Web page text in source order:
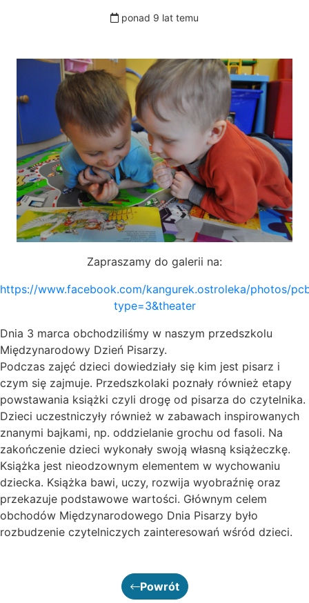
ponad 9 lat temu
Zapraszamy do galerii na:
https://www.facebook.com/kangurek.ostroleka/photos/
type=3&theater
Dnia 3 marca obchodziliśmy w naszym przedszkolu
Międzynarodowy Dzień Pisarzy.
Podczas zajęć dzieci dowiedziały się kim jest pisarz i
czym się zajmuje. Przedszkolaki poznały również etapy
powstawania książki czyli drogę od pisarza do czytelnika.
Dzieci uczestniczyły również w zabawach inspirowanych
znanymi bajkami, np. oddzielanie grochu od fasoli. Na
zakończenie dzieci wykonały swoją własną książeczkę.
Książka jest nieodzownym elementem w wychowaniu
dziecka. Książka bawi, uczy, rozwija wyobraźnię oraz
przekazuje podstawowe wartości. Głównym celem
obchodów Międzynarodowego Dnia Pisarzy było
rozbudzenie czytelniczych zainteresowań wśród dzieci.
Powrót